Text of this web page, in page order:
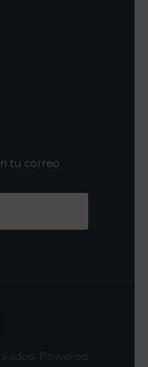
tu correo
Powered